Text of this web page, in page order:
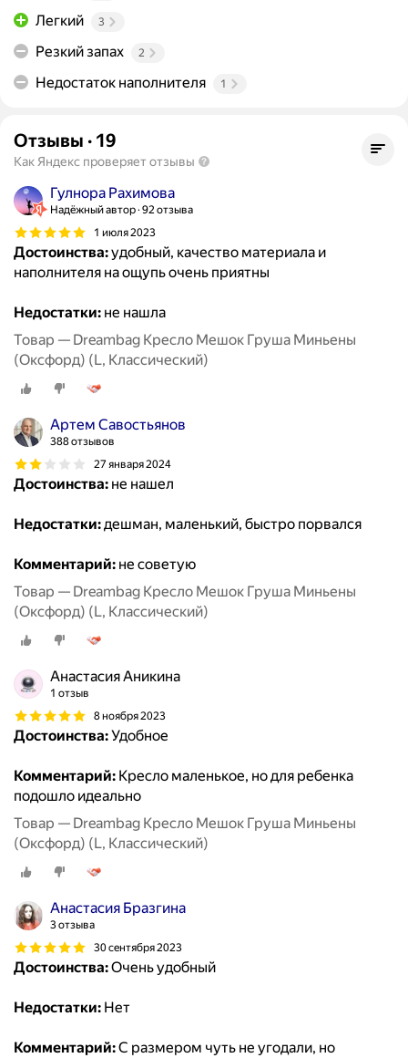
Легкий 3
Резкий запах 2
Недостаток наполнителя 1
Отзывы · 19
Как Яндекс проверяет отзывы
Гулнора Рахимова
Надёжный автор 92 отзыва
1 июля 2023
Достоинства:удобный, качество материала и
наполнителя на ощупь очень приятны
Недостатки: не нашла
Товар — Dreambag Кресло Мешок Груша Миньены
(Оксфорд) (L, Классический)
Артем Савостьянов
388 отзывов
27 января 2024
Достоинства: не нашел
Недостатки:дешман, маленький, быстро порвался
Комментарий: не советую
Товар — Dreambag Кресло Мешок Груша Миньены
(Оксфорд) (L, Классический)
Анастасия Аникина
1 отзыв
8 ноября 2023
Достоинства:Удобное
Комментарий: Кресло маленькое, но для ребенка
подошло идеально
Товар — Dreambag Кресло Мешок Груша Миньены
(Оксфорд) (L, Классический)
Анастасия Бразгина
3 отзыва
30 сентября 2023
Достоинства:Очень удобный
Недостатки: Нет
Комментарий:С размером чуть не угодали, но